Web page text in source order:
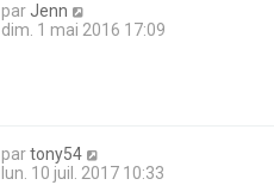
par Jenn
dim. 1 mai 2016 17:09
partony54
lun. 10 juil. 2017 10:33